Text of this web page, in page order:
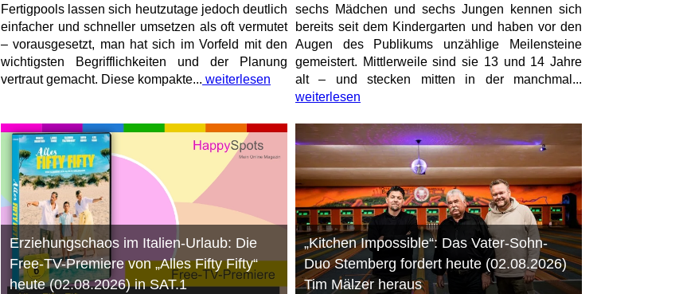
Fertigpools lassen sich heutzutage jedoch deutlich
einfacher und schneller umsetzen als oft vermutet
– vorausgesetzt, man hat sich im Vorfeld mit den
wichtigsten Begrifflichkeiten und der Planung
vertraut gemacht. Diese kompakte... weiterlesen
sechs Mädchen und sechs Jungen kennen sich
bereits seit dem Kindergarten und haben vor den
Augen des Publikums unzählige Meilensteine
gemeistert. Mittlerweile sind sie 13 und 14 Jahre
alt – und stecken mitten in der manchmal...
weiterlesen
Erziehungschaos im Italien-Urlaub: Die
Free-TV-Premiere von „Alles Fifty Fifty“
heute (02.08.2026) in SAT.1
„Kitchen Impossible“: Das Vater-Sohn-
Duo Stemberg fordert heute (02.08.2026)
Tim Mälzer heraus